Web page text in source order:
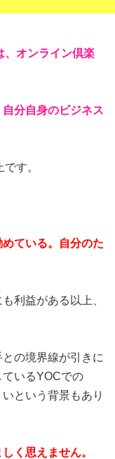
、オンライン倶楽
分自身のビジネス
す。
めている。自分のた
利益がある以上、
の境界線が引きに
ているYOCでの
という背景もあり
く思えません。